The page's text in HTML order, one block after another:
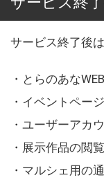
サービス終了後
・とらのあな
・イベントペー
・ユーザーアカ
・展示作品の閲
・マルシェ用の